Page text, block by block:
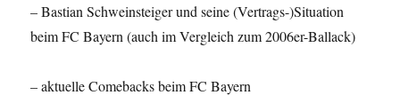
– Bastian Schweinsteiger und seine (Vertrags-)Situation
beim FC Bayern (auch im Vergleich zum 2006er-Ballack)
– aktuelle Comebacks beim FC Bayern